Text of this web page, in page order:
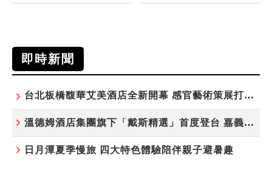
即時新聞
台北板橋馥華艾美酒店全新開幕 感官藝術策展打造旅居新風格
溫德姆酒店集團旗下「戴斯精選」首度登台 嘉義首店揭新幕
日月潭夏季慢旅 四大特色體驗陪伴親子避暑趣